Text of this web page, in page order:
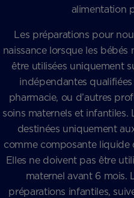
alimentation
Les préparations pour
naissance lorsque les
être utilisées uniquement
indépendantes
pharmacie, ou d’autres
soins maternels et
destinées uniquement
comme composante liquide
Elles ne doivent pas être
maternel avant 6 mois.
préparations infantiles,